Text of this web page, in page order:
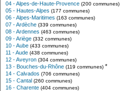
04 - Alpes-de-Haute-Provence (200 communes)
05 - Hautes-Alpes (177 communes)
06 - Alpes-Maritimes (163 communes)
07 - Ardèche (339 communes)
08 - Ardennes (463 communes)
09 - Ariège (332 communes)
10 - Aube (433 communes)
11 - Aude (438 communes)
12 - Aveyron (304 communes)
13 - Bouches-du-Rhône (119 communes) *
14 - Calvados (706 communes)
15 - Cantal (260 communes)
16 - Charente (404 communes)